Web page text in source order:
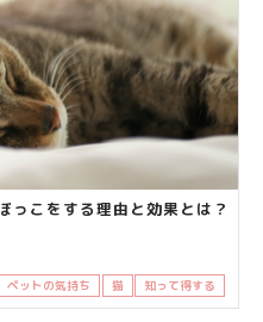
っこをする理由と効果とは？
ペットの気持ち 猫 知って得する